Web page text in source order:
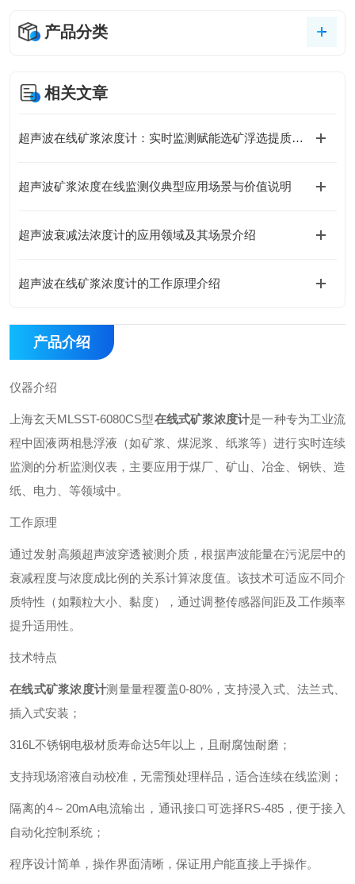
产品分类
相关文章
超声波在线矿浆浓度计：实时监测赋能选矿浮选提质降耗
超声波矿浆浓度在线监测仪典型应用场景与价值说明
超声波衰减法浓度计的应用领域及其场景介绍
超声波在线矿浆浓度计的工作原理介绍
产品介绍
仪器介绍
上海玄天MLSST-6080CS型在线式矿浆浓度计是一种专为工业流
程中固液两相悬浮液（如矿浆、煤泥浆、纸浆等）进行实时连续
监测的分析监测仪表，主要应用于煤厂、矿山、冶金、钢铁、造
纸、电力、等领域中。
工作原理
通过发射高频超声波穿透被测介质，根据声波能量在污泥层中的
衰减程度与浓度成比例的关系计算浓度值。该技术可适应不同介
质特性（如颗粒大小、黏度），通过调整传感器间距及工作频率
提升适用性。
技术特点
在线式矿浆浓度计测量量程覆盖0-80%，支持浸入式、法兰式、
插入式安装；
316L不锈钢电极材质寿命达5年以上，且耐腐蚀耐磨；
支持现场溶液自动校准，无需预处理样品，适合连续在线监测；
隔离的4～20mA电流输出，通讯接口可选择RS-485，便于接入
自动化控制系统；
程序设计简单，操作界面清晰，保证用户能直接上手操作。